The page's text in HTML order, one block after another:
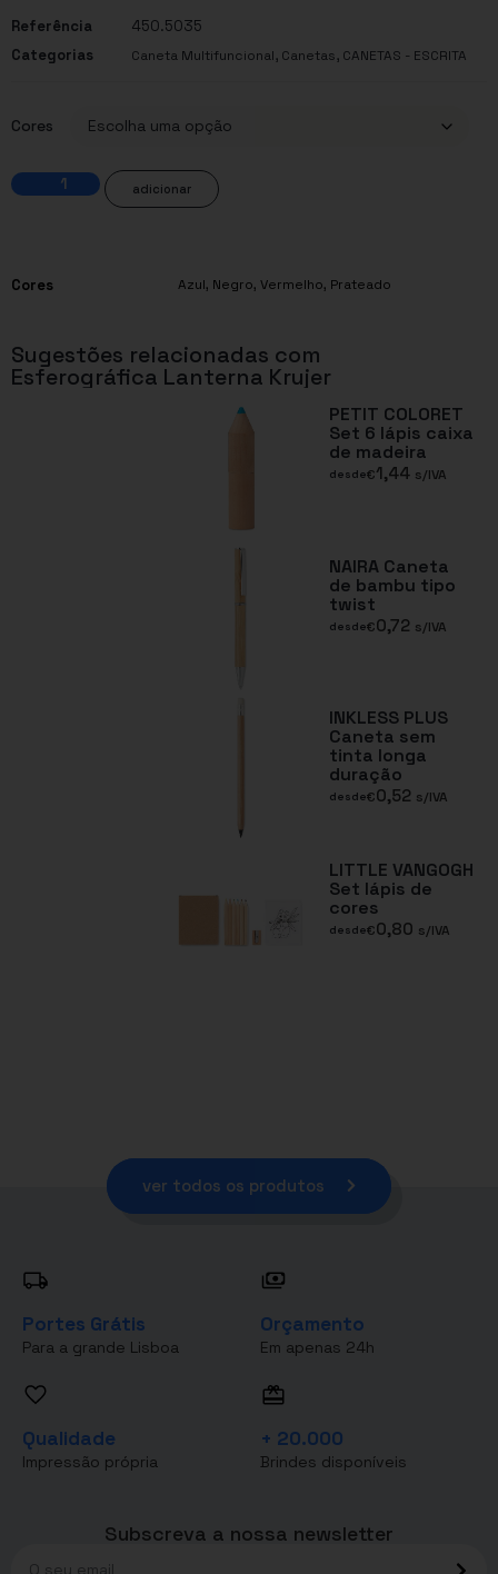
Referência
450.5035
Categorias
Caneta Multifuncional, Canetas, CANETAS - ESCRITA
Cores
adicionar
Cores Azul, Negro, Vermelho, Prateado
Sugestões relacionadas com
Esferográfica Lanterna Krujer
PETIT COLORET
Set 6 lápis caixa
de madeira
desde€1,44 s/IVA
NAIRA Caneta
de bambu tipo
twist
desde€0,72 s/IVA
INKLESS PLUS
Caneta sem
tinta longa
duração
desde€0,52 s/IVA
LITTLE VANGOGH
Set lápis de
cores
desde€0,80 s/IVA
ver todos os produtos
Portes Grátis
Para a grande Lisboa
Orçamento
Em apenas 24h
Qualidade
Impressão própria
+ 20.000
Brindes disponíveis
Subscreva a nossa newsletter